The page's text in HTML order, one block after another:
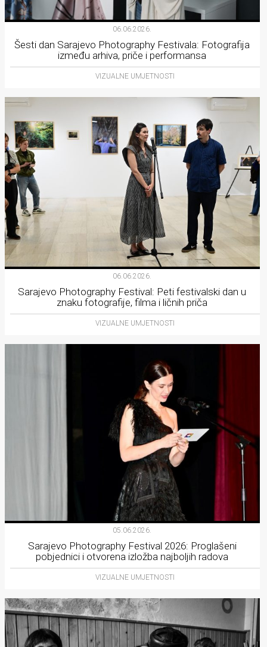
06.06.2026.
Šesti dan Sarajevo Photography Festivala: Fotografija
između arhiva, priče i performansa
VIZUALNE UMJETNOSTI
06.06.2026.
Sarajevo Photography Festival: Peti festivalski dan u
znaku fotografije, filma i ličnih priča
VIZUALNE UMJETNOSTI
05.06.2026.
Sarajevo Photography Festival 2026: Proglašeni
pobjednici i otvorena izložba najboljih radova
VIZUALNE UMJETNOSTI